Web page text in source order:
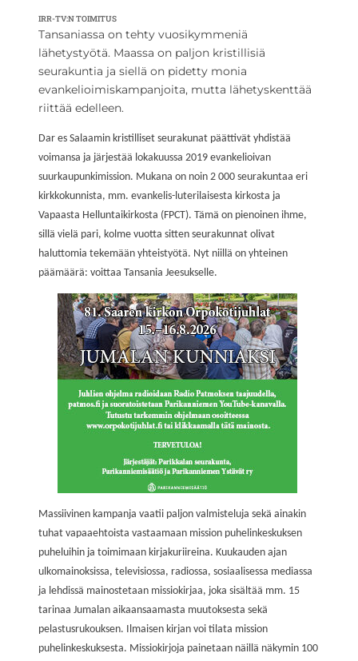
IRR-TV:N TOIMITUS
Tansaniassa on tehty vuosikymmeniä
lähetystyötä. Maassa on paljon kristillisiä
seurakuntia ja siellä on pidetty monia
evankelioimiskampanjoita, mutta lähetyskenttää
riittää edelleen.
Dar es Salaamin kristilliset seurakunat päättivät yhdistää
voimansa ja järjestää lokakuussa 2019 evankelioivan
suurkaupunkimission. Mukana on noin 2 000 seurakuntaa eri
kirkkokunnista, mm. evankelis-luterilaisesta kirkosta ja
Vapaasta Helluntaikirkosta (FPCT). Tämä on pienoinen ihme,
sillä vielä pari, kolme vuotta sitten seurakunnat olivat
haluttomia tekemään yhteistyötä. Nyt niillä on yhteinen
päämäärä: voittaa Tansania Jeesukselle.
Massiivinen kampanja vaatii paljon valmisteluja sekä ainakin
tuhat vapaaehtoista vastaamaan mission puhelinkeskuksen
puheluihin ja toimimaan kirjakuriireina. Kuukauden ajan
ulkomainoksissa, televisiossa, radiossa, sosiaalisessa mediassa
ja lehdissä mainostetaan missiokirjaa, joka sisältää mm. 15
tarinaa Jumalan aikaansaamasta muutoksesta sekä
pelastusrukouksen. Ilmaisen kirjan voi tilata mission
puhelinkeskuksesta. Missiokirjoja painetaan näillä näkymin 100